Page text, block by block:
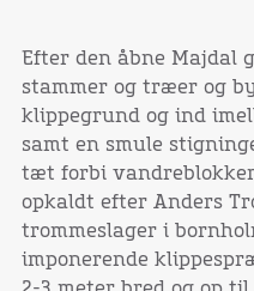
Efter den åbne Majdal
stammer og træer og
klippegrund og ind
samt en smule
tæt forbi
opkaldt efter Anders
trommeslager i
imponerende